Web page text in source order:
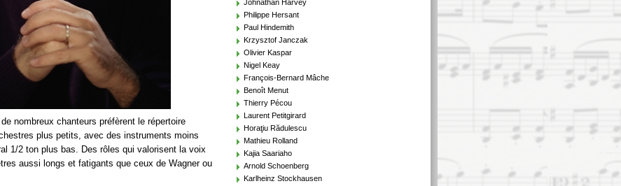
nombreux chanteurs préfèrent le répertoire
plus petits, avec des instruments moins
1/2 ton plus bas. Des rôles qui valorisent la voix
aussi longs et fatigants que ceux de Wagner ou
Johnathan Harvey
Philippe Hersant
Paul Hindemith
Krzysztof Janczak
Olivier Kaspar
Nigel Keay
François-Bernard Mâche
Benoît Menut
Thierry Pécou
Laurent Petitgirard
Horaţiu Rădulescu
Mathieu Rolland
Kajia Saariaho
Arnold Schoenberg
Karlheinz Stockhausen